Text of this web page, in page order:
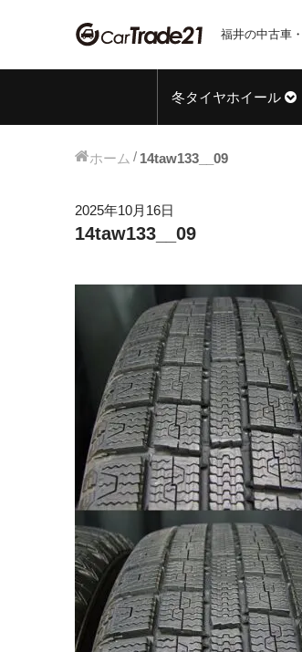
福井の中古車
冬タイヤホイール
ホーム 14taw133__09
2025年10月16日
14taw133__09